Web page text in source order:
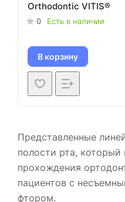
Orthodontic VITIS®
0 Есть в наличии
В корзину
Представленные
полости рта, который
прохождения
пациентов с
фтором.